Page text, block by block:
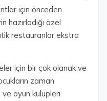
için önceden
özel
restauranlar ekstra
için bir çok olanak ve
zaman
oyun kulüpleri